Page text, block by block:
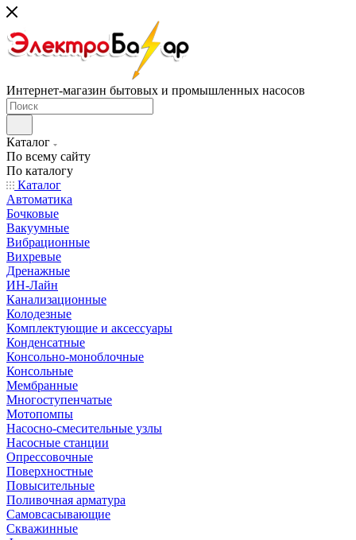
Интернет-магазин бытовых и промышленных насосов
Каталог
По всему сайту
По каталогу
Каталог
Автоматика
Бочковые
Вакуумные
Вибрационные
Вихревые
Дренажные
ИН-Лайн
Канализационные
Колодезные
Комплектующие и аксессуары
Конденсатные
Консольно-моноблочные
Консольные
Мембранные
Многоступенчатые
Мотопомпы
Насосно-смесительные узлы
Насосные станции
Опрессовочные
Поверхностные
Повысительные
Поливочная арматура
Самовсасывающие
Скважинные